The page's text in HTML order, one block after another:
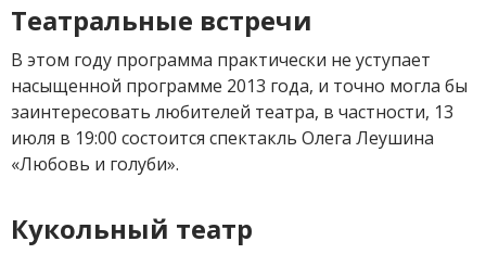
Театральные встречи
В этом году программа практически не уступает
насыщенной программе 2013 года, и точно могла бы
заинтересовать любителей театра, в частности, 13
июля в 19:00 состоится спектакль Олега Леушина
«Любовь и голуби».
Кукольный театр